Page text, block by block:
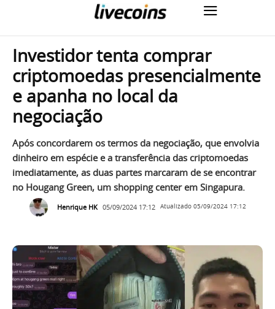
Investidor tenta comprar
criptomoedas presencialmente
e apanha no local da
negociação
Após concordarem os termos da negociação, que envolvia
dinheiro em espécie e a transferência das criptomoedas
imediatamente, as duas partes marcaram de se encontrar
no Hougang Green, um shopping center em Singapura.
Henrique HK 05/09/2024 17:12 Atualizado 05/09/2024 17:12